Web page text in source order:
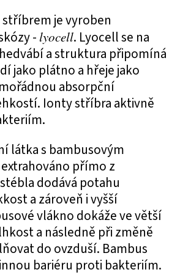
stříbrem je vyroben
- lyocell. Lyocell se na
a struktura připomíná
jako plátno a hřeje jako
absorpční
Ionty stříbra aktivně
látka s bambusovým
přímo z
dodává potahu
a zároveň i vyšší
vlákno dokáže ve větší
a následně při změně
do ovzduší. Bambus
bariéru proti bakteriím.